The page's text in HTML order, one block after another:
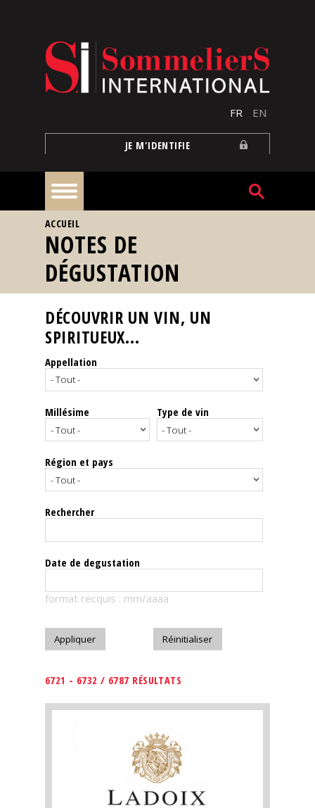
FR EN
JE M'IDENTIFIE
À
la
une
Reportages
Nos
Spiritueux
Notes
dégustation
Le
magazine
Télécharger
VOUS ÊTES ICI
ACCUEIL
NOTES DE
DÉGUSTATION
DÉCOUVRIR UN VIN, UN
SPIRITUEUX...
Appellation
Millésime Type de vin
Région et pays
Rechercher
Date de degustation
format recquis : mm/aaaa
6721 - 6732 / 6787 RÉSULTATS